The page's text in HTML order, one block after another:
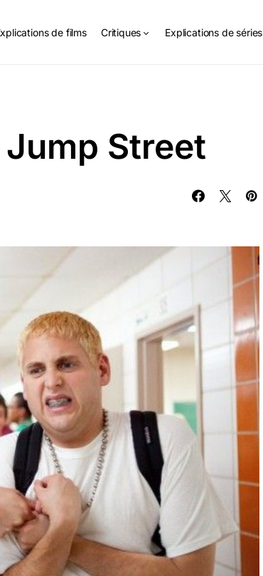
de films Critiques Explications de séries
Street